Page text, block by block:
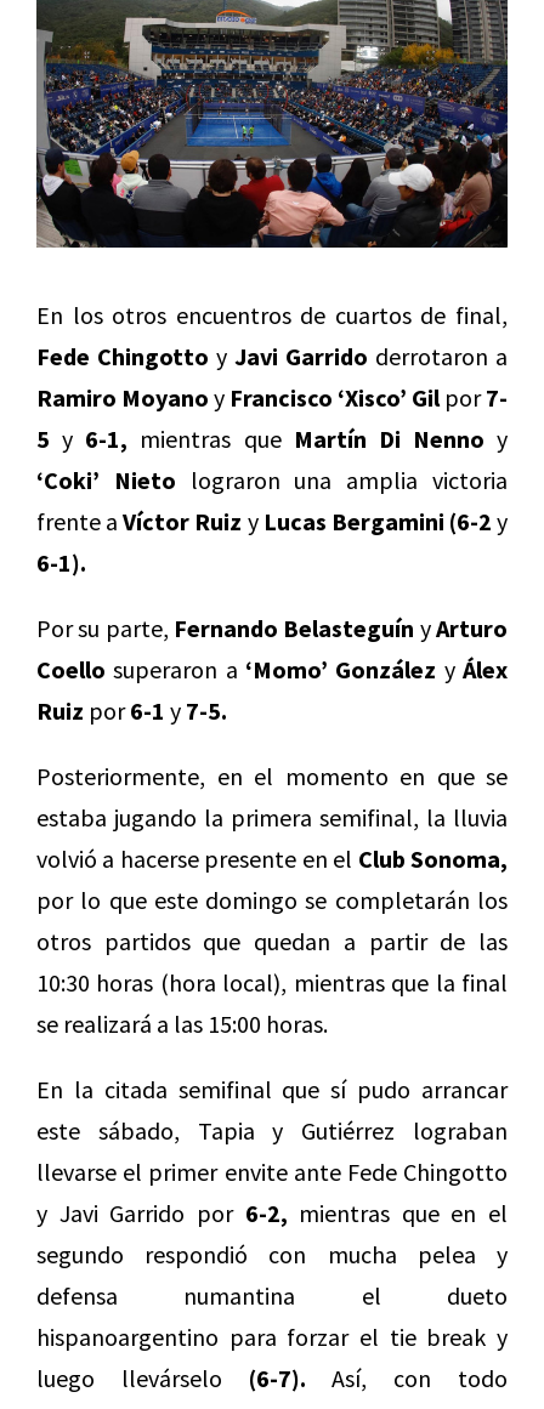
En los otros encuentros de cuartos de final,
Fede Chingotto y Javi Garrido derrotaron a
Ramiro Moyano y Francisco ‘Xisco’ Gil por7-
5 y 6-1, mientras que Martín Di Nenno y
‘Coki’ Nieto lograron una amplia victoria
frente aVíctor Ruiz y Lucas Bergamini (6-2 y
6-1).
Por su parte, Fernando Belasteguín yArturo
Coello superaron a ‘Momo’ González yÁlex
Ruiz por6-1 y 7-5.
Posteriormente, en el momento en que se
estaba jugando la primera semifinal, la lluvia
volvió a hacerse presente en el Club Sonoma,
por lo que este domingo se completarán los
otros partidos que quedan a partir de las
10:30 horas (hora local), mientras que la final
se realizará a las 15:00 horas.
En la citada semifinal que sí pudo arrancar
este sábado, Tapia y Gutiérrez lograban
llevarse el primer envite ante Fede Chingotto
y Javi Garrido por 6-2, mientras que en el
segundo respondió con mucha pelea y
defensa numantina el dueto
hispanoargentino para forzar el tie break y
luego llevárselo (6-7). Así, con todo